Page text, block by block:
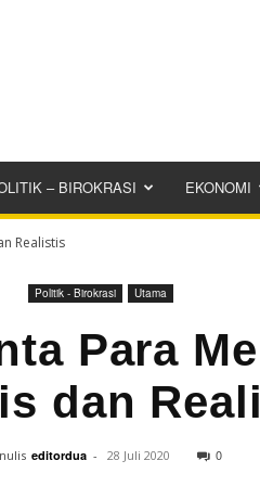
– BIROKRASI EKONOMI
Realistis
Politik - Birokrasi Utama
Para
dan
editordua - 28 Juli 2020 0